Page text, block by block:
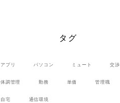
タグ
アプリ パソコン ミュート 交渉
体調管理 勤務 単価 管理職
自宅 通信環境